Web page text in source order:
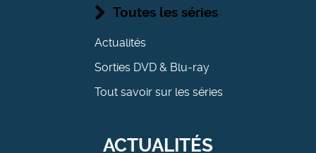
Toutes les séries
Actualités
Sorties DVD & Blu-ray
Tout savoir sur les séries
ACTUALITÉS